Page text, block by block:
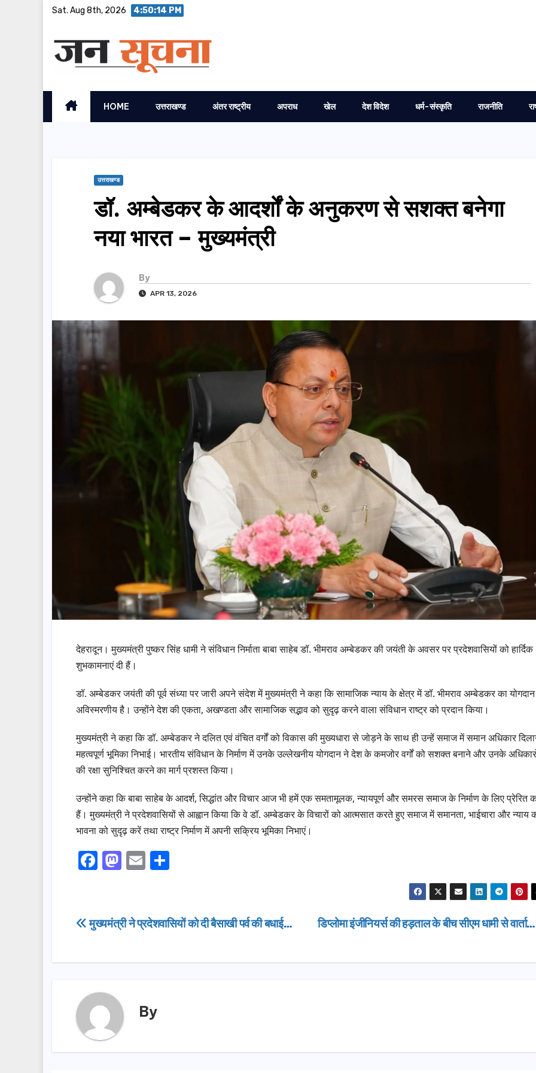
Sat. Aug 8th, 2026 4:50:15 PM
HOME उत्तराखण्ड अंतर राष्ट्रीय अपराध खेल देश विदेश धर्म-संस्कृति राजनीति
उत्तराखण्ड
डॉ. अम्बेडकर के आदर्शों के अनुकरण से सशक्त बनेगा
नया भारत – मुख्यमंत्री
By
APR 13, 2026
देहरादून। मुख्यमंत्री पुष्कर सिंह धामी ने संविधान निर्माता बाबा साहेब डॉ. भीमराव अम्बेडकर की जयंती के अवसर पर प्रदेशवासियों को हार्दिक
शुभकामनाएं दी हैं।
डॉ. अम्बेडकर जयंती की पूर्व संध्या पर जारी अपने संदेश में मुख्यमंत्री ने कहा कि सामाजिक न्याय के क्षेत्र में डॉ. भीमराव अम्बेडकर का योगदान
अविस्मरणीय है। उन्होंने देश की एकता, अखण्डता और सामाजिक सद्भाव को सुदृढ़ करने वाला संविधान राष्ट्र को प्रदान किया।
मुख्यमंत्री ने कहा कि डॉ. अम्बेडकर ने दलित एवं वंचित वर्गों को विकास की मुख्यधारा से जोड़ने के साथ ही उन्हें समाज में समान अधिकार
महत्वपूर्ण भूमिका निभाई। भारतीय संविधान के निर्माण में उनके उल्लेखनीय योगदान ने देश के कमजोर वर्गों को सशक्त बनाने और उनके
की रक्षा सुनिश्चित करने का मार्ग प्रशस्त किया।
उन्होंने कहा कि बाबा साहेब के आदर्श, सिद्धांत और विचार आज भी हमें एक समतामूलक, न्यायपूर्ण और समरस समाज के निर्माण के लिए प्रेरित
हैं। मुख्यमंत्री ने प्रदेशवासियों से आह्वान किया कि वे डॉ. अम्बेडकर के विचारों को आत्मसात करते हुए समाज में समानता, भाईचारा और न्याय
भावना को सुदृढ़ करें तथा राष्ट्र निर्माण में अपनी सक्रिय भूमिका निभाएं।
F
e
o
k
M
o
o
E
e
Post
डिप्लोमा इंजीनियर्स की हड़ताल के बीच सीएम धामी से वार्ता…
मुख्यमंत्री ने प्रदेशवासियों को दी बैसाखी पर्व की बधाई…
By
से जुड़ी 12
ग्रीनफील्ड
AUGUST 6,